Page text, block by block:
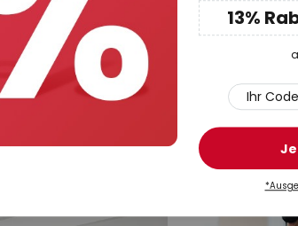
Panel Lyndra, 40
dimmbar, CCT
UVP -11%
Arcchio LED-
cm, silber, Alu,
Auf Lager
13%
Ihr